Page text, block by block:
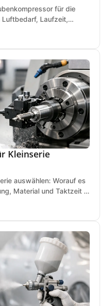
für die
Luftbedarf, Laufzeit,
Kleinserie
auswählen: Worauf es
Material und Taktzeit in